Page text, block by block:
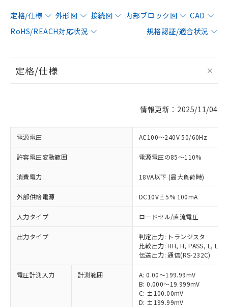
定格/仕様 外形図 接続図 内部ブロック図
CAD
RoHS/REACH対応状況
規格認証/適合状況
定格/仕様
情報更新：2025/11/04
電源電圧 AC100～240V 50/60Hz
許容電圧変動範囲 電源電圧の85～110%
消費電力 18VA以下 (最大負荷時)
外部供給電源 DC10V±5% 100mA
入力タイプ ロードセル/直流電圧
出力タイプ
判定出力: トランジスタ
比較出力: HH, H, PASS, L, LL
伝送出力: 通信(RS-232C)
電圧計測入力 計測範囲
A: 0.00～199.99mV
B: 0.000～19.999mV
C: ±100.00mV
D: ±199.99mV